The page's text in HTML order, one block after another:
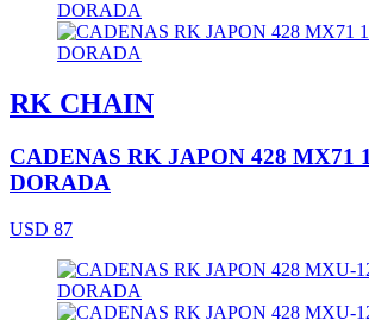
RK CHAIN
CADENAS RK JAPON 428 MX71
DORADA
USD 87